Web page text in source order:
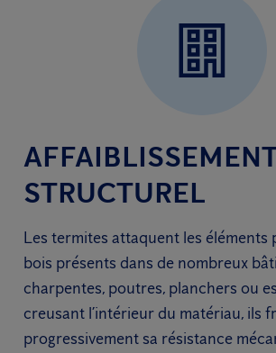
STRUCTUREL
Les termites attaquent les éléments
bois présents dans de nombreux
charpentes, poutres, planchers ou
creusant l’intérieur du matériau, ils
progressivement sa résistance